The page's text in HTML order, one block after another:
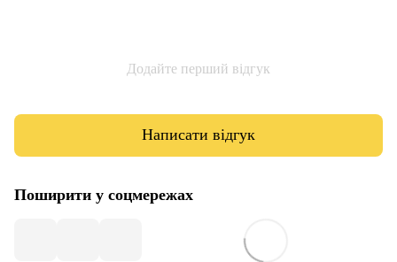
Додайте перший відгук
Написати відгук
Поширити у соцмережах